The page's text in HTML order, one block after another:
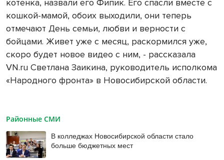
котенка, назвали его Фипик. Его спасли вместе с
кошкой-мамой, обоих выходили, они теперь
отмечают День семьи, любви и верности с
бойцами. Живет уже с месяц, раскормился уже,
скоро будет новое видео с ним, - рассказала
VN.ru Светлана Заикина, руководитель исполкома
«Народного фронта» в Новосибирской области.
Районные СМИ
В колледжах Новосибирской области стало
больше бюджетных мест